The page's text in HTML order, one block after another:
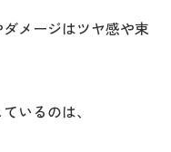
メージはツヤ感や束
いるのは、